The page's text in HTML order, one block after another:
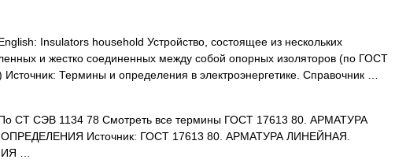
Insulators household Устройство, состоящее из нескольких
и жестко соединенных между собой опорных изоляторов (по ГОСТ
Термины и определения в электроэнергетике. Справочник …
СТ СЭВ 1134 78 Смотреть все термины ГОСТ 17613 80. АРМАТУРА
Источник: ГОСТ 17613 80. АРМАТУРА ЛИНЕЙНАЯ.
…